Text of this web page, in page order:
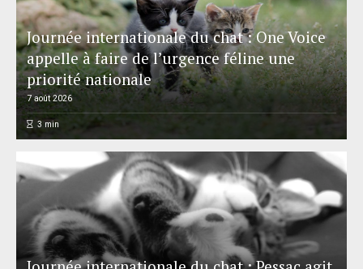
Journée internationale du chat : One Voice
appelle à faire de l’urgence féline une
priorité nationale
7 août 2026
3 min